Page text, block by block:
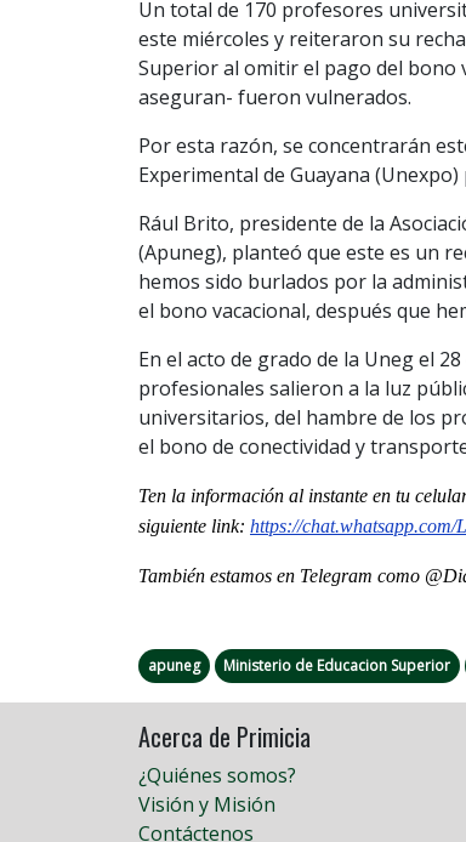
Un total de 170 profesores
este miércoles y reiteraron su
Superior al omitir el pago del bono
aseguran- fueron vulnerados.
Por esta razón, se concentrarán
Experimental de Guayana
Rául Brito, presidente de la
(Apuneg), planteó que este es un
hemos sido burlados por la
el bono vacacional, después que
En el acto de grado de la Uneg el
profesionales salieron a la luz
universitarios, del hambre de los
el bono de conectividad y
Ten la información al instante en tu
siguiente link: https://chat.whatsapp.com/
También estamos en Telegram como
apuneg Ministerio de Educacion Superior
Acerca de Primicia
¿Quiénes somos?
Visión y Misión
Contáctenos